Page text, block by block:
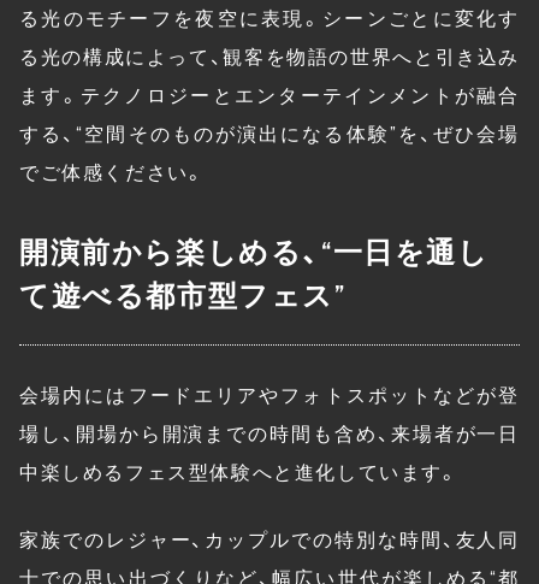
る光のモチーフを夜空に表現。シーンごとに変化す
る光の構成によって、観客を物語の世界へと引き込み
ます。テクノロジーとエンターテインメントが融合
する、“空間そのものが演出になる体験”を、ぜひ会場
でご体感ください。
開演前から楽しめる、“一日を通し
て遊べる都市型フェス”
会場内にはフードエリアやフォトスポットなどが登
場し、開場から開演までの時間も含め、来場者が一日
中楽しめるフェス型体験へと進化しています。
家族でのレジャー、カップルでの特別な時間、友人同
士での思い出づくりなど、幅広い世代が楽しめる“都